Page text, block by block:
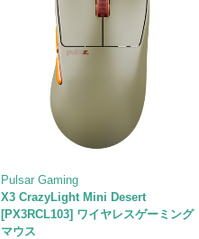
Pulsar Gaming
X3 CrazyLight Mini Desert
[PX3RCL103] ワイヤレスゲーミング
マウス